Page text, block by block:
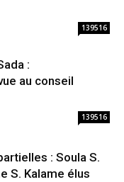
139516
:
au conseil
139516
: Soula S.
S. Kalame élus